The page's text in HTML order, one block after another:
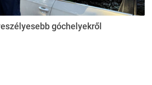
góchelyekről